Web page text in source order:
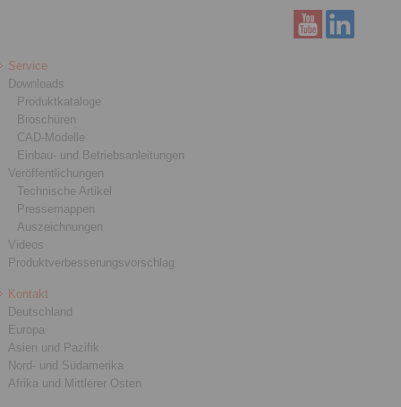
Service
Downloads
Produktkataloge
Broschüren
CAD-Modelle
Einbau- und Betriebsanleitungen
Veröffentlichungen
Technische Artikel
Pressemappen
Auszeichnungen
Videos
Produktverbesserungsvorschlag
Kontakt
Deutschland
Europa
Asien und Pazifik
Nord- und Südamerika
Afrika und Mittlerer Osten